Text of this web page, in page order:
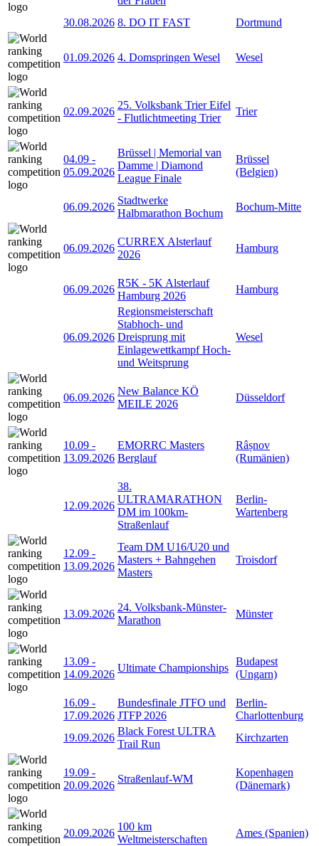
30.08.2026 8. DO IT FAST Dortmund
01.09.2026 4. Domspringen Wesel Wesel
02.09.2026
25. Volksbank Trier Eifel
- Flutlichtmeeting Trier
Trier
04.09 -
05.09.2026
Brüssel | Memorial van
Damme | Diamond
League Finale
Brüssel
(Belgien)
06.09.2026
Stadtwerke
Halbmarathon Bochum
Bochum-Mitte
06.09.2026
CURREX Alsterlauf
2026
Hamburg
06.09.2026
R5K - 5K Alsterlauf
Hamburg 2026
Hamburg
06.09.2026
Regionsmeisterschaft
Stabhoch- und
Dreisprung mit
Einlagewettkampf Hoch-
und Weitsprung
Wesel
06.09.2026
New Balance KÖ
MEILE 2026
Düsseldorf
10.09 -
13.09.2026
EMORRC Masters
Berglauf
Râșnov
(Rumänien)
12.09.2026
38.
ULTRAMARATHON
DM im 100km-
Straßenlauf
Berlin-
Wartenberg
12.09 -
13.09.2026
Team DM U16/U20 und
Masters + Bahngehen
Masters
Troisdorf
13.09.2026
24. Volksbank-Münster-
Marathon
Münster
13.09 -
14.09.2026
Ultimate Championships
Budapest
(Ungarn)
16.09 -
17.09.2026
Bundesfinale JTFO und
JTFP 2026
Berlin-
Charlottenburg
19.09.2026
Black Forest ULTRA
Trail Run
Kirchzarten
19.09 -
20.09.2026
Straßenlauf-WM
Kopenhagen
(Dänemark)
20.09.2026
100 km
Weltmeisterschaften
Ames (Spanien)